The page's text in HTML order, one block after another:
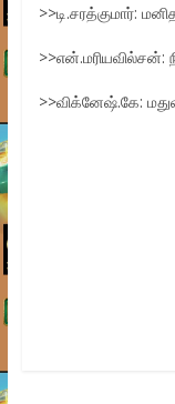
>>டி.சரத்குமார்:
>>என்.மரியவில்சன்:
>>விக்னேஷ்.கே: